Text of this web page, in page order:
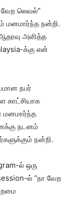
லெவல்”
மனமார்ந்த நன்றி.
அளித்த
க்கு என்
நபர்
காட்சியாக
மனமார்ந்த
நடனம்
நன்றி.
ல் ஒரு
ல் “நா வேற